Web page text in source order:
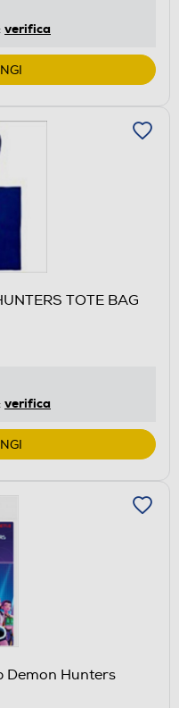
verifica
TOTE BAG
verifica
Demon Hunters